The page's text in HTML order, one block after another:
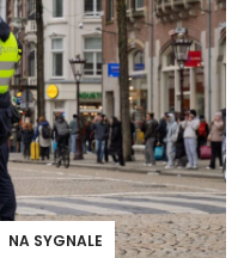
NA SYGNALE